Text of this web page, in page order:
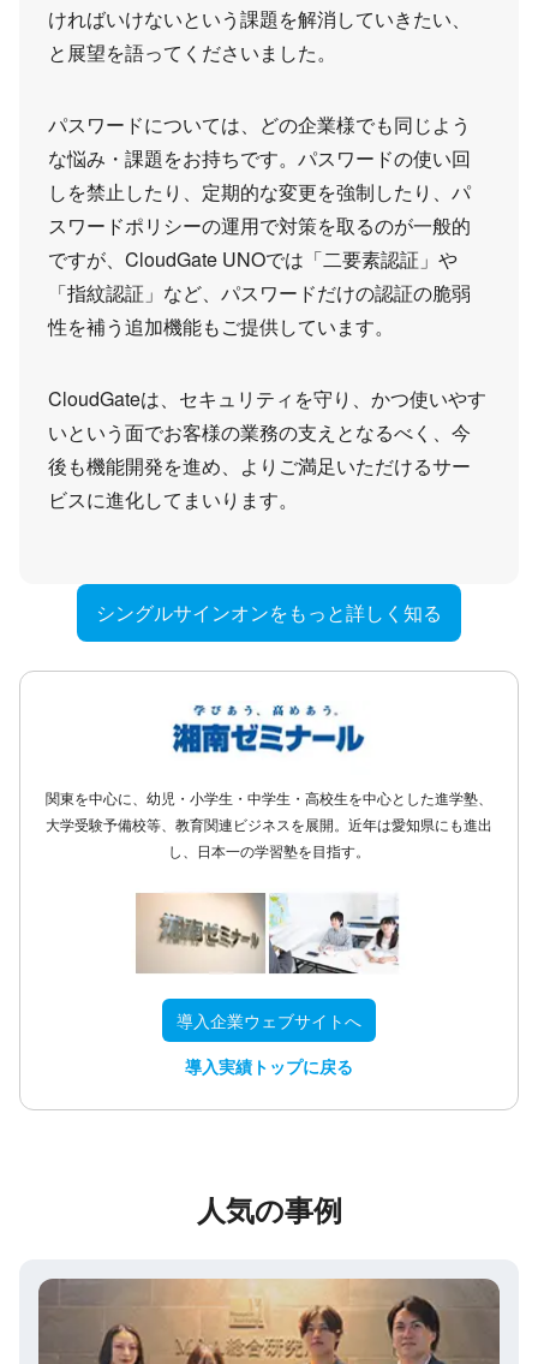
ければいけないという課題を解消していきたい、
と展望を語ってくださいました。
パスワードについては、どの企業様でも同じよう
な悩み・課題をお持ちです。パスワードの使い回
しを禁止したり、定期的な変更を強制したり、パ
スワードポリシーの運用で対策を取るのが一般的
ですが、CloudGate UNOでは「二要素認証」や
「指紋認証」など、パスワードだけの認証の脆弱
性を補う追加機能もご提供しています。
CloudGateは、セキュリティを守り、かつ使いやす
いという面でお客様の業務の支えとなるべく、今
後も機能開発を進め、よりご満足いただけるサー
ビスに進化してまいります。
シングルサインオンをもっと詳しく知る
関東を中心に、幼児・小学生・中学生・高校生を中心とした進学塾、
大学受験予備校等、教育関連ビジネスを展開。近年は愛知県にも進出
し、日本一の学習塾を目指す。
導入企業ウェブサイトへ
導入実績トップに戻る
人気の事例